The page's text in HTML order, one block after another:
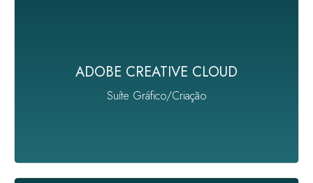
ADOBE CREATIVE CLOUD
Suíte Gráfico/Criação
mais brilhantes no seu melhor trabalho em
dispositivos móveis e desktop e compartilhe com o